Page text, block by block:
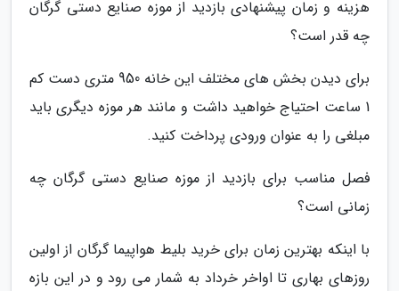
هزینه و زمان پیشنهادی بازدید از موزه صنایع دستی گرگان
چه قدر است؟
برای دیدن بخش های مختلف این خانه 950 متری دست کم
1 ساعت احتیاج خواهید داشت و مانند هر موزه دیگری باید
مبلغی را به عنوان ورودی پرداخت کنید.
فصل مناسب برای بازدید از موزه صنایع دستی گرگان چه
زمانی است؟
با اینکه بهترین زمان برای خرید بلیط هواپیما گرگان از اولین
روزهای بهاری تا اواخر خرداد به شمار می رود و در این بازه